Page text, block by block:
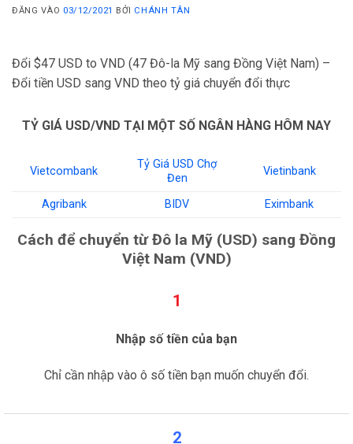
ĐĂNG VÀO 03/12/2021 BỞI CHÁNH TÂN
Đổi $47 USD to VND (47 Đô-la Mỹ sang Đồng Việt Nam) –
Đổi tiền USD sang VND theo tỷ giá chuyển đổi thực
TỶ GIÁ USD/VND TẠI MỘT SỐ NGÂN HÀNG HÔM NAY
Vietcombank
Tỷ Giá USD Chợ
Đen
Vietinbank
Agribank BIDV Eximbank
Cách để chuyển từ Đô la Mỹ (USD) sang Đồng
Việt Nam (VND)
1
Nhập số tiền của bạn
Chỉ cần nhập vào ô số tiền bạn muốn chuyển đổi.
2